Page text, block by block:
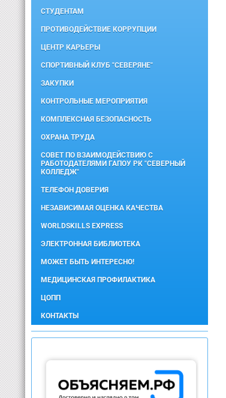
СТУДЕНТАМ
ПРОТИВОДЕЙСТВИЕ КОРРУПЦИИ
ЦЕНТР КАРЬЕРЫ
СПОРТИВНЫЙ КЛУБ "СЕВЕРЯНЕ"
ЗАКУПКИ
КОНТРОЛЬНЫЕ МЕРОПРИЯТИЯ
КОМПЛЕКСНАЯ БЕЗОПАСНОСТЬ
ОХРАНА ТРУДА
СОВЕТ ПО ВЗАИМОДЕЙСТВИЮ С
РАБОТОДАТЕЛЯМИ ГАПОУ РК "СЕВЕРНЫЙ
КОЛЛЕДЖ"
ТЕЛЕФОН ДОВЕРИЯ
НЕЗАВИСИМАЯ ОЦЕНКА КАЧЕСТВА
WORLDSKILLS EXPRESS
ЭЛЕКТРОННАЯ БИБЛИОТЕКА
МОЖЕТ БЫТЬ ИНТЕРЕСНО!
МЕДИЦИНСКАЯ ПРОФИЛАКТИКА
ЦОПП
КОНТАКТЫ